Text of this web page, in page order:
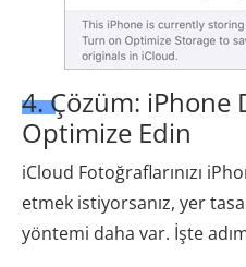
4. Çözüm: iPhone
Optimize Edin
iCloud Fotoğraflarınızı
etmek istiyorsanız, yer
yöntemi daha var. İşte